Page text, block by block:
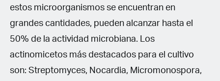
estos microorganismos se encuentran en
grandes cantidades, pueden alcanzar hasta el
50% de la actividad microbiana. Los
actinomicetos más destacados para el cultivo
son: Streptomyces, Nocardia, Micromonospora,